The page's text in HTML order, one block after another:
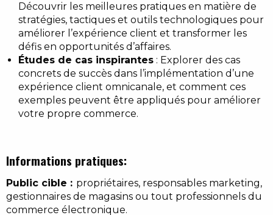
Découvrir les meilleures pratiques en matière de
stratégies, tactiques et outils technologiques pour
améliorer l’expérience client et transformer les
défis en opportunités d’affaires.
Études de cas inspirantes : Explorer des cas
concrets de succès dans l’implémentation d’une
expérience client omnicanale, et comment ces
exemples peuvent être appliqués pour améliorer
votre propre commerce.
Informations pratiques:
Public cible : propriétaires, responsables marketing,
gestionnaires de magasins ou tout professionnels du
commerce électronique.